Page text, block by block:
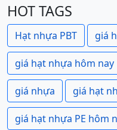
HOT TAGS
Hạt nhựa PBT giá
giá hạt nhựa hôm nay
giá nhựa giá hạt
giá hạt nhựa PE hôm